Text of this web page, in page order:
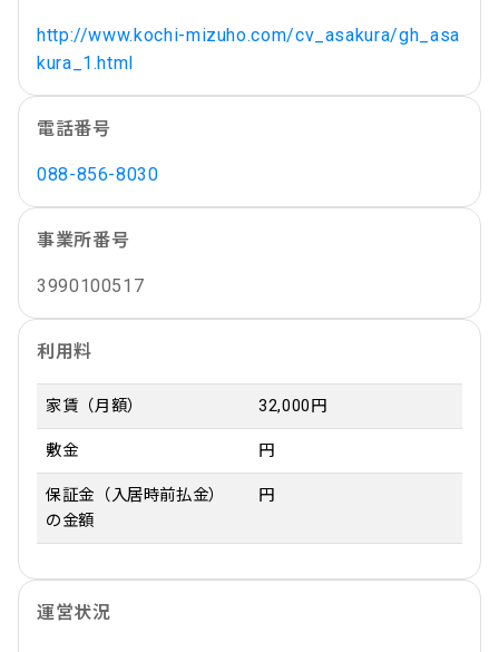
http://www.kochi-mizuho.com/cv_asakura/gh_asa
kura_1.html
電話番号
088-856-8030
事業所番号
3990100517
利用料
家賃（月額） 32,000円
敷金 円
保証金（入居時前払金）
の金額
円
運営状況